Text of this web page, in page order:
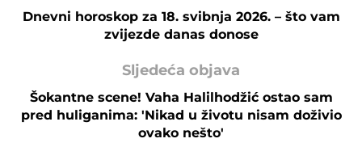
Dnevni horoskop za 18. svibnja 2026. – što vam
zvijezde danas donose
Sljedeća objava
Šokantne scene! Vaha Halilhodžić ostao sam
pred huliganima: 'Nikad u životu nisam doživio
ovako nešto'